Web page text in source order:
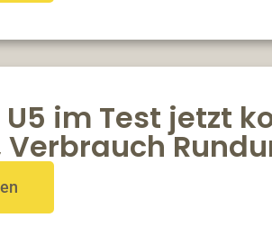
im Test jetzt
Verbrauch